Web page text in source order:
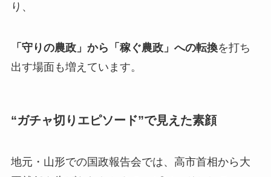
り、
「守りの農政」から「稼ぐ農政」への転換を打ち
出す場面も増えています。
“ガチャ切りエピソード”で見えた素顔
地元・山形での国政報告会では、高市首相から大